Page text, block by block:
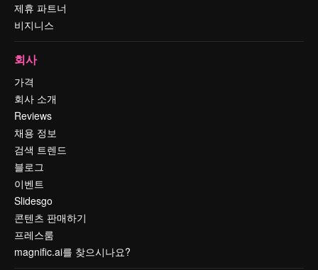
제휴 파트너
비지니스
회사
가격
회사 소개
Reviews
채용 정보
검색 트렌드
블로그
이벤트
Slidesgo
콘텐츠 판매하기
프레스룸
magnific.ai를 찾으시나요?